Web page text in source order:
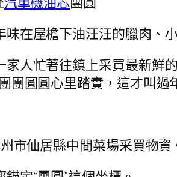
在屋檐下油汪汪的臘肉、
家人忙著往鎮上采買最新鮮
團圓圓心里踏實，這才叫過
市仙居縣中間菜場采買物資